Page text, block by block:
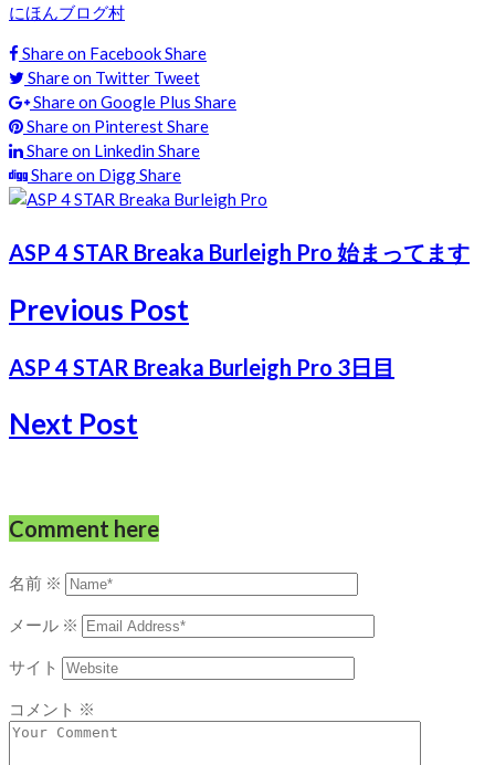
にほんブログ村
Share on FacebookShare
Share on Twitter Tweet
Share on Google Plus Share
Share on PinterestShare
Share on LinkedinShare
Share on DiggShare
ASP 4 STAR Breaka Burleigh Pro 始まってます
Previous Post
ASP 4 STAR Breaka Burleigh Pro 3日目
Next Post
Comment here
名前 ※
メール ※
サイト
コメント ※